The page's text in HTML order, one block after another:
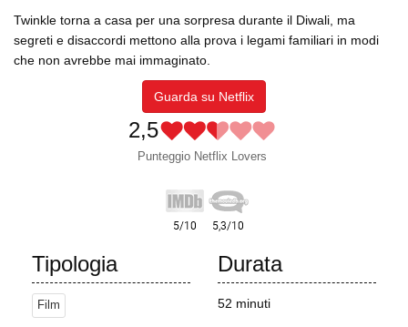
Twinkle torna a casa per una sorpresa durante il Diwali, ma
segreti e disaccordi mettono alla prova i legami familiari in modi
che non avrebbe mai immaginato.
Guarda su Netflix
2,5
Punteggio Netflix Lovers
Tipologia
Film
Durata
52 minuti